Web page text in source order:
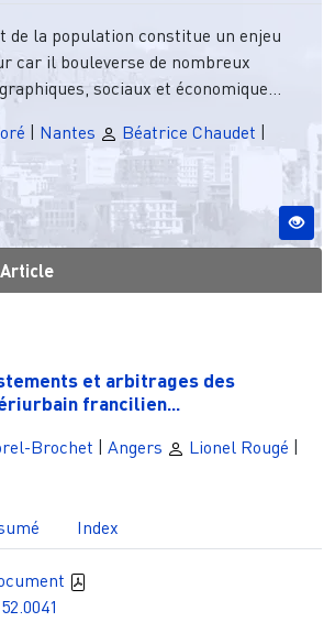
de la population constitue un enjeu
car il bouleverse de nombreux
sociaux et économique...
| Nantes Béatrice Chaudet |
Article
et arbitrages des
francilien...
Brochet | Angers Lionel Rougé |
Index